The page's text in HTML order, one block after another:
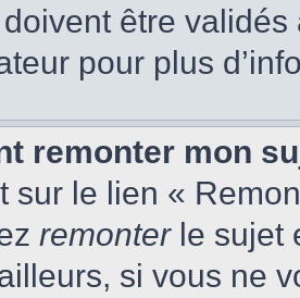
être validés
pour plus
remonter mon
sur le lien «
remonterle sujet
si vous ne